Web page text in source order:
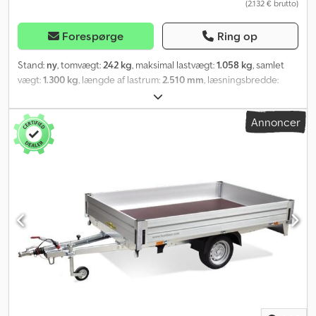
dobbeltsidede eloxerede aluminiumsprofilsider, klapper med
sidestolperne, trækstyrke 400 kg pr. ring, Dekra-certificeret.
(2.132 € brutto)
Forespørge Ring op
Stand: ny, tomvægt: 242 kg, maksimal lastvægt:1.058 kg, samlet
vægt:1.300 kg , længde af lastrum: 2.510 mm , læsningsbredde:
350 mm
farve:anden, bygningshøjde:905 mm, arbejdsbredde:1.810 mm,
Producent: Humbaur Type: Lavlaster Alu HA 132513 Tilladt
totalvægt: 1300 kg Nyttelast: 1058 kg Egenvægt: 242 kg Kassemål:
2510 x 1310 x 350 mm Dæk: 14 tommer Lastehøjde: 530 mm med
dybdegående varmgalvaniseret - 13-polet stik - 15 mm kraftig
gulvplade - Sidevægge i eloxeret aluminium - Klap(per) med
nedsænkede lukninger - 6 stk. surringsringe integreret i
sidevæggene, trækstyrke 400 kg pr. ring, Dekra-testet - Humbaur
multifunktionsbaglygter integreret i underrammen Pris inkl.
registreringsattest (Tilmeldingsbevis del II og COC-dokumenter)
Vi har et stort lager af trailere fra følgende producenter:
Annoncer